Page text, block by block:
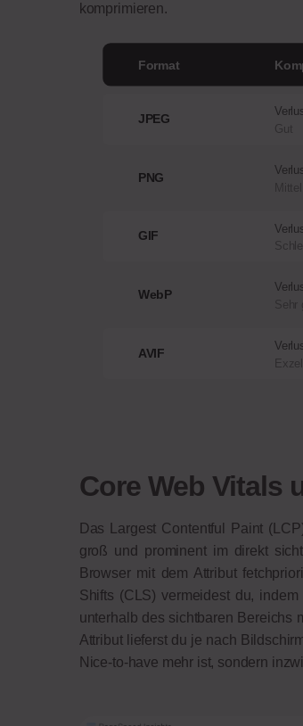
komprimieren.
Format
JPEG
Gut
PNG
GIF
WebP
AVIF
Core Web Vitals
Das Largest Contentful Paint
groß und prominent im direkt
Browser mit dem Attribut
Shifts (CLS) vermeidest du,
unterhalb des sichtbaren Bereichs
Attribut lieferst du je nach
Nice-to-have mehr ist, sondern